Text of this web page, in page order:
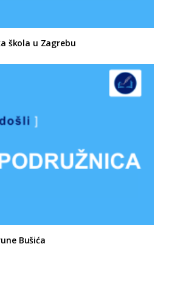
škola u Zagrebu
Bušića